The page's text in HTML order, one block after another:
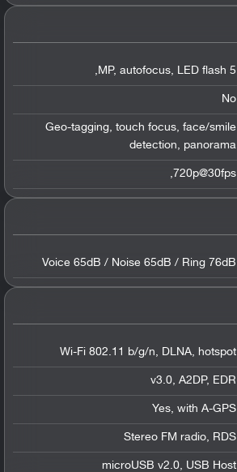
5 MP, autofocus, LED flash,
No
Geo-tagging, touch focus, face/smile
detection, panorama
720p@30fps,
Voice 65dB / Noise 65dB / Ring 76dB
Wi-Fi 802.11 b/g/n, DLNA, hotspot
v3.0, A2DP, EDR
Yes, with A-GPS
Stereo FM radio, RDS
microUSB v2.0, USB Host